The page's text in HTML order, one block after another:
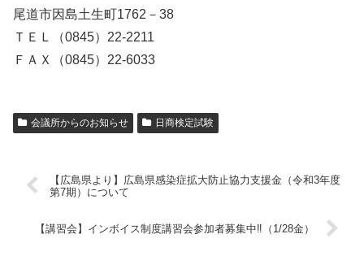
尾道市因島土生町1762－38
ＴＥＬ（0845）22-2211
ＦＡＸ（0845）22-6033
会議所からのお知らせ 日商検定試験
【広島県より】広島県感染症拡大防止協力支援金（令和3年度
第7期）について
【講習会】インボイス制度講習会参加者募集中‼（1/28金）